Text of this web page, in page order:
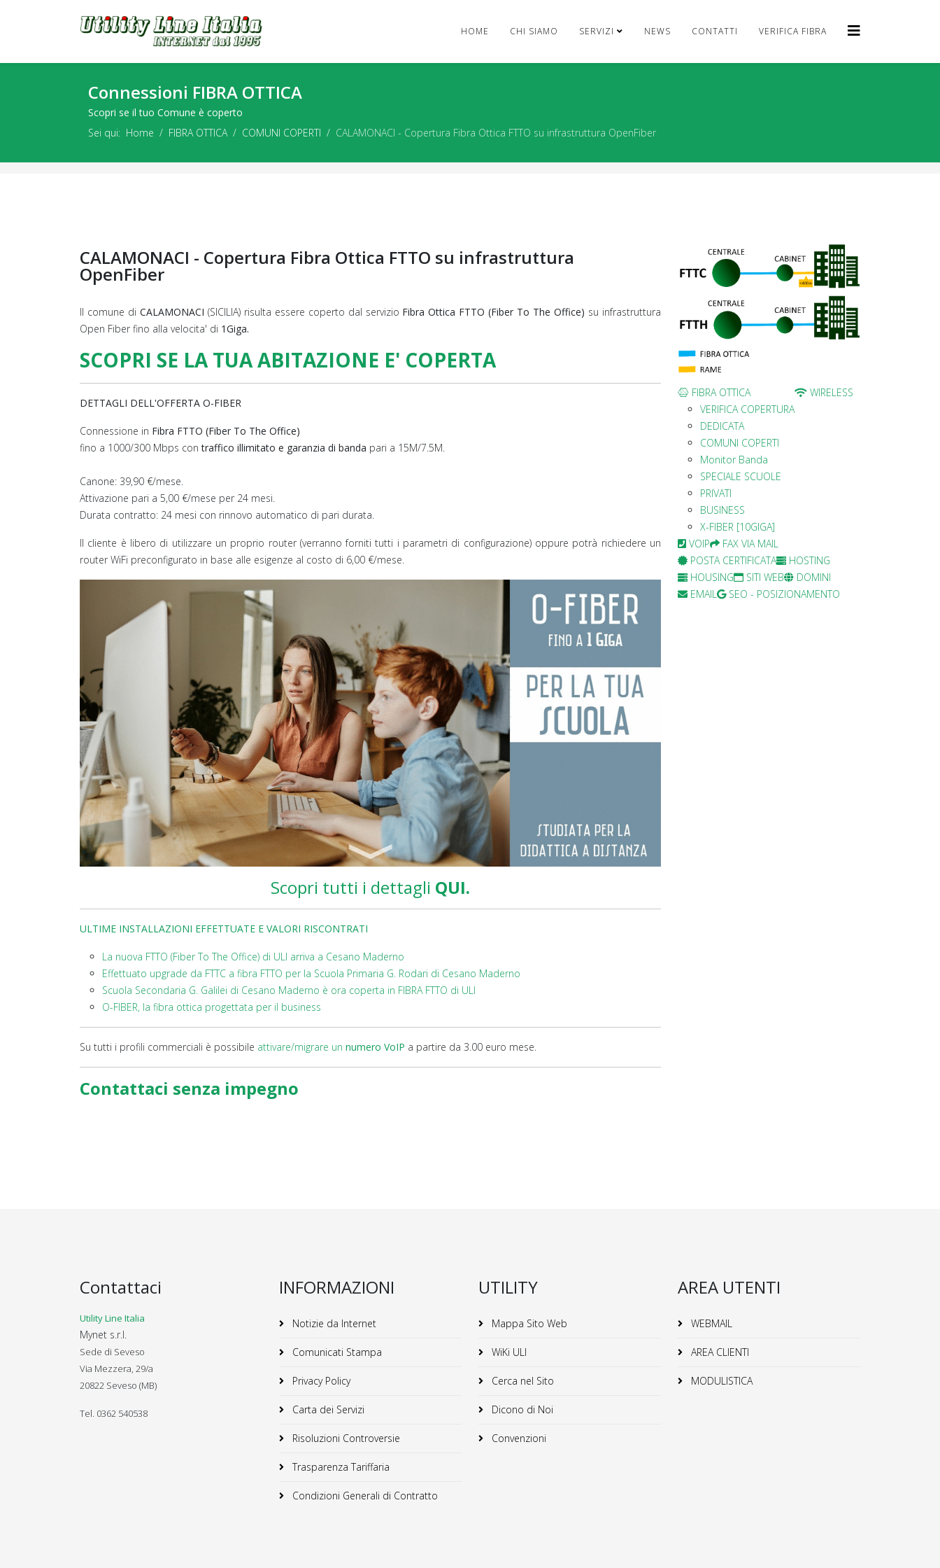
HOME CHI SIAMO SERVIZI NEWS CONTATTI VERIFICA FIBRA
Connessioni FIBRA OTTICA
Scopri se il tuo Comune è coperto
Sei qui: Home FIBRA OTTICA COMUNI COPERTI CALAMONACI - Copertura Fibra Ottica FTTO su infrastruttura OpenFiber
CALAMONACI - Copertura Fibra Ottica FTTO su infrastruttura
OpenFiber
Il comune di CALAMONACI (SICILIA) risulta essere coperto dal servizio Fibra Ottica FTTO (Fiber To The Office) su infrastruttura
Open Fiber fino alla velocita' di 1Giga.
SCOPRI SE LA TUA ABITAZIONE E' COPERTA
DETTAGLI DELL'OFFERTA O-FIBER
Connessione in Fibra FTTO (Fiber To The Office)
fino a 1000/300 Mbps con traffico illimitato e garanzia di banda pari a 15M/7.5M.
Canone: 39,90 €/mese.
Attivazione pari a 5,00 €/mese per 24 mesi.
Durata contratto: 24 mesi con rinnovo automatico di pari durata.
Il cliente è libero di utilizzare un proprio router (verranno forniti tutti i parametri di configurazione) oppure potrà richiedere un
router WiFi preconfigurato in base alle esigenze al costo di 6,00 €/mese.
Scopri tutti i dettagli QUI.
ULTIME INSTALLAZIONI EFFETTUATE E VALORI RISCONTRATI
La nuova FTTO (Fiber To The Office) di ULI arriva a Cesano Maderno
Effettuato upgrade da FTTC a fibra FTTO per la Scuola Primaria G. Rodari di Cesano Maderno
Scuola Secondaria G. Galilei di Cesano Maderno è ora coperta in FIBRA FTTO di ULI
O-FIBER, la fibra ottica progettata per il business
Su tutti i profili commerciali è possibile attivare/migrare un numero VoIP a partire da 3.00 euro mese.
Contattaci senza impegno
FIBRA OTTICA
VERIFICA COPERTURA
DEDICATA
COMUNI COPERTI
Monitor Banda
SPECIALE SCUOLE
PRIVATI
BUSINESS
X-FIBER [10GIGA]
WIRELESS
VOIP
FAX VIA MAIL
POSTA CERTIFICATA
HOSTING
HOUSING
SITI WEB
DOMINI
EMAIL
SEO - POSIZIONAMENTO
Contattaci
Utility Line Italia
Mynet s.r.l.
Sede di Seveso
Via Mezzera, 29/a
20822 Seveso (MB)
Tel. 0362 540538
INFORMAZIONI
Notizie da Internet
Comunicati Stampa
Privacy Policy
Carta dei Servizi
Risoluzioni Controversie
Trasparenza Tariffaria
Condizioni Generali di Contratto
UTILITY
Mappa Sito Web
WiKi ULI
Cerca nel Sito
Dicono di Noi
Convenzioni
AREA UTENTI
WEBMAIL
AREA CLIENTI
MODULISTICA